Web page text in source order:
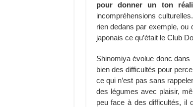
pour donner un ton
incompréhensions
rien dedans par exemple, ou
japonais ce qu’était le Club
Shinomiya évolue donc
bien des difficultés pour
ce qui n’est pas sans
des légumes avec plaisir,
peu face à des difficultés, il